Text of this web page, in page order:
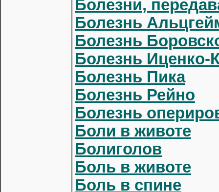
Болезни,
Болезнь
Болезнь
Болезнь Иценко-
Болезнь Пика
Болезнь Рейно
Болезнь
Боли в животе
Болиголов
Боль в животе
Боль в спине